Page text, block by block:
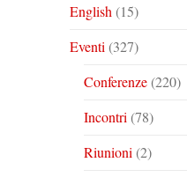
English (15)
Eventi (327)
Conferenze(220)
Incontri (78)
Riunioni (2)